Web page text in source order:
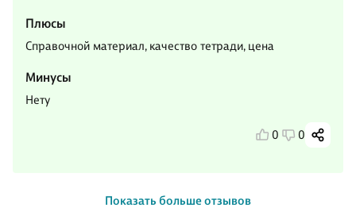
Плюсы
Справочной материал, качество тетради, цена
Минусы
Нету
0 0
Показать больше отзывов